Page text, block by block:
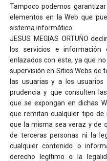
Tampoco podemos
elementos en la Web que
sistema informático.
JESUS MEGIAS ORTUÑO
los servicios e
enlazados con este, ya que
supervisión en Sitios Webs de
las usuarias y a los
prudencia y que consulten
que se expongan en dichas
que remitan cualquier tipo
que la misma sea veraz y de
de terceras personas ni la
cualquier contenido o
derecho legítimo o la